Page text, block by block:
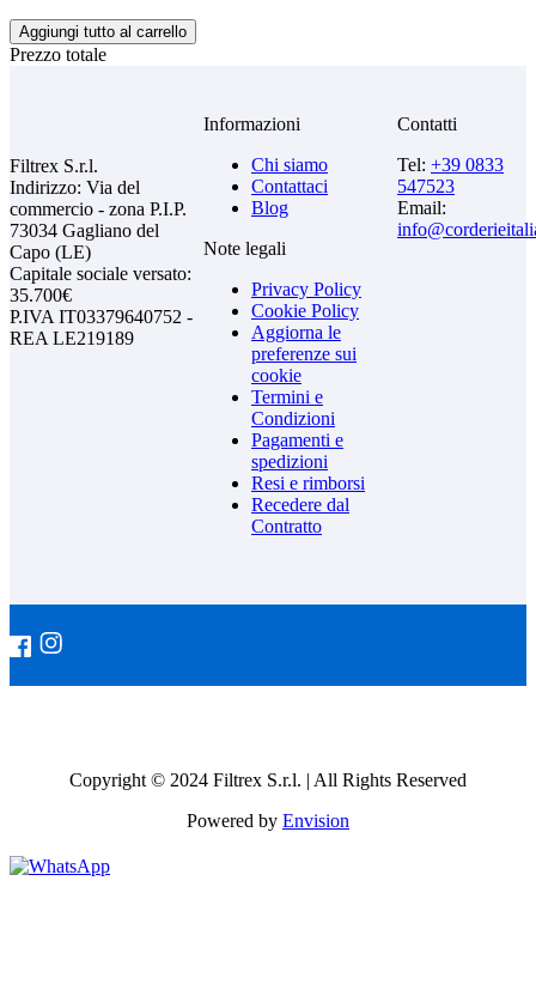
Aggiungi tutto al carrello
Prezzo totale
Filtrex S.r.l.
Indirizzo: Via del
commercio - zona P.I.P.
73034 Gagliano del
Capo (LE)
Capitale sociale versato:
35.700€
P.IVA IT03379640752 -
REA LE219189
Informazioni
Chi siamo
Contattaci
Blog
Note legali
Privacy Policy
Cookie Policy
Aggiorna le
preferenze sui
cookie
Termini e
Condizioni
Pagamenti e
spedizioni
Resi e rimborsi
Recedere dal
Contratto
Contatti
Tel: +39 0833
547523
Email:
Copyright © 2024 Filtrex S.r.l. | All Rights Reserved
Powered by Envision